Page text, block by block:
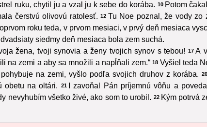
ruku, chytil ju a vzal ju k sebe do korába. 10 Potom
čerstvú olivovú ratolesť. 12 Tu Noe poznal, že vody zo
roku teda, v prvom mesiaci, v prvý deň mesiaca
siedmy deň mesiaca bola zem suchá.
žena, tvoji synovia a ženy tvojich synov s tebou! 17 A
na zemi a aby sa množili a napĺňali zem.“ 18 Vyšiel teda
na zemi, vyšlo podľa svojich druhov z korába. 20
obetu na oltári.
21
I zavoňal Pán príjemnú vôňu a
nevyhubím všetko živé, ako som to urobil. 22 Kým potrvá